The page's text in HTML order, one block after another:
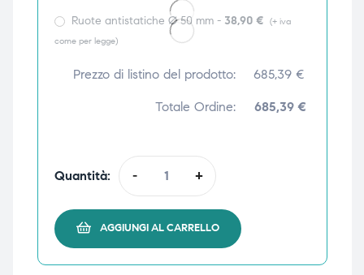
Ruote antistatiche Ø 50 mm - 38,90 € (+ iva
come per legge)
Prezzo di listino del prodotto: 685,39 €
Totale Ordine: 685,39 €
Quantità: - +
AGGIUNGI AL CARRELLO